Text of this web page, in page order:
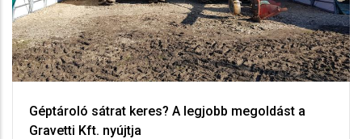
Géptároló sátrat keres? A legjobb megoldást a
Gravetti Kft. nyújtja